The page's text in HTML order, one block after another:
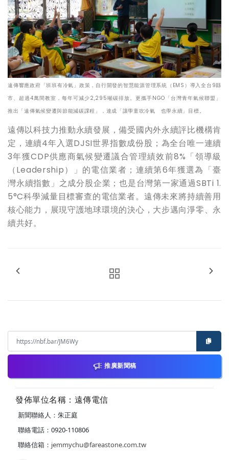
遠傳響應政府「班班有冷氣」政策，自行開發的智慧能源管理系統（EMS）導入全台9縣
市、超過4萬間教室，每年可減少2,295噸碳排放。更攜手NGO「台灣青年氣候聯盟」
推出「遠傳氣候變遷與節能減碳課程」，達成「讓學童吹冷氣 也學永續」目標。
遠傳以科技力推動永續發展，備受國內外永續評比機構肯
定，連續4年入選DJSI世界指數成份股；為全台唯一連續
3年獲CDP供應商氣候變遷議合管理績效前8%「領導級
（Leadership）」的電信業者；連續第6年獲選為「臺
灣永續指數」之成分股企業；也是台灣第一家通過SBTi 1.
5°C科學減量目標審查的電信業者。遠傳未來將持續善用
核心能力，展現守護地球環境的決心，大步邁向淨零、永
續共好。
推廣新聞稿
發佈單位名稱：遠傳電信
新聞聯絡人：朱正庭
聯絡電話：0920-110806
聯絡信箱： jemmychu@fareastone.com.tw